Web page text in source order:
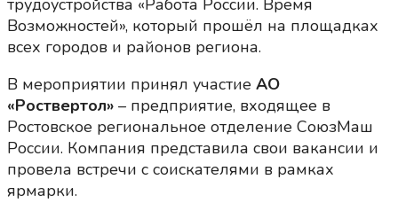
трудоустройства «Работа России. Время
Возможностей», который прошёл на площадках
всех городов и районов региона.
В мероприятии принял участие АО
«Роствертол» – предприятие, входящее в
Ростовское региональное отделение СоюзМаш
России. Компания представила свои вакансии и
провела встречи с соискателями в рамках
ярмарки.